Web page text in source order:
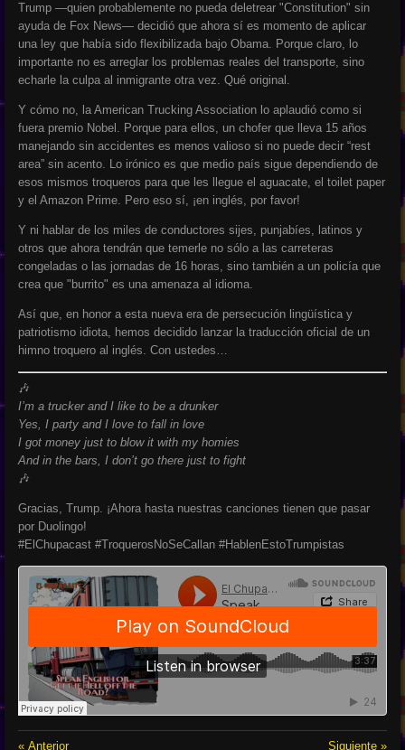
Trump —quien probablemente no pueda deletrear "Constitution" sin
ayuda de Fox News— decidió que ahora sí es momento de aplicar
una ley que había sido flexibilizada bajo Obama. Porque claro, lo
importante no es arreglar los problemas reales del transporte, sino
echarle la culpa al inmigrante otra vez. Qué original.
Y cómo no, la American Trucking Association lo aplaudió como si
fuera premio Nobel. Porque para ellos, un chofer que lleva 15 años
manejando sin accidentes es menos valioso si no puede decir “rest
area” sin acento. Lo irónico es que medio país sigue dependiendo de
esos mismos troqueros para que les llegue el aguacate, el toilet paper
y el Amazon Prime. Pero eso sí, ¡en inglés, por favor!
Y ni hablar de los miles de conductores sijes, punjabíes, latinos y
otros que ahora tendrán que temerle no sólo a las carreteras
congeladas o las jornadas de 16 horas, sino también a un policía que
crea que "burrito" es una amenaza al idioma.
Así que, en honor a esta nueva era de persecución lingüística y
patriotismo idiota, hemos decidido lanzar la traducción oficial de un
himno troquero al inglés. Con ustedes…
🎶
I’m a trucker and I like to be a drunker
Yes, I party and I love to fall in love
I got money just to blow it with my homies
And in the bars, I don’t go there just to fight
🎶
Gracias, Trump. ¡Ahora hasta nuestras canciones tienen que pasar
por Duolingo!
#ElChupacast #TroquerosNoSeCallan #HablenEstoTrumpistas
« Anterior Siguiente »